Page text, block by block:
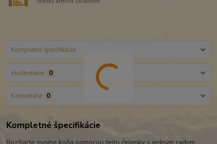
Kompletné špecifikácie
Hodnotenie 0
Komentáre 0
Kompletné špecifikácie